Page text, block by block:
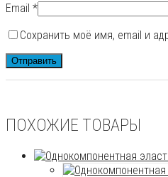
Email *
Сохранить моё имя, email и
ПОХОЖИЕ ТОВАРЫ